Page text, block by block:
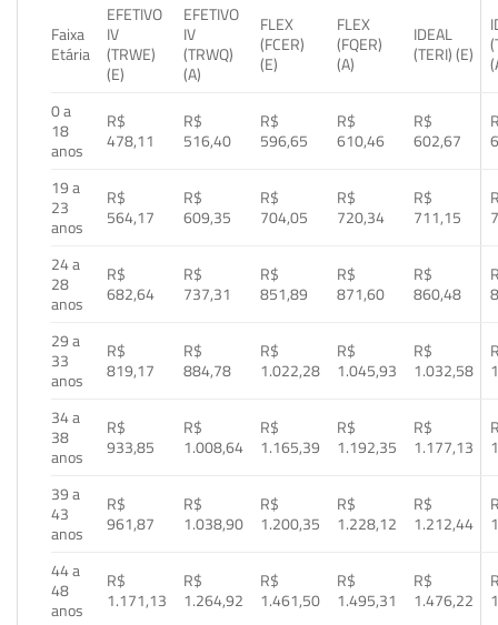
Faixa
Etária
EFETIVO
IV
(TRWE)
(E)
EFETIVO
IV
(TRWQ)
(A)
FLEX
(FCER)
(E)
FLEX
(FQER)
(A)
IDEAL
(TERI) (E)
0 a
18
anos
R$
478,11
R$
516,40
R$
596,65
R$
610,46
R$
602,67
19 a
23
anos
R$
564,17
R$
609,35
R$
704,05
R$
720,34
R$
711,15
24 a
28
anos
R$
682,64
R$
737,31
R$
851,89
R$
871,60
R$
860,48
29 a
33
anos
R$
819,17
R$
884,78
R$
1.022,28
R$
1.045,93
R$
1.032,58
34 a
38
anos
R$
933,85
R$
1.008,64
R$
1.165,39
R$
1.192,35
R$
1.177,13
39 a
43
anos
R$
961,87
R$
1.038,90
R$
1.200,35
R$
1.228,12
R$
1.212,44
44 a
48
anos
R$
1.171,13
R$
1.264,92
R$
1.461,50
R$
1.495,31
R$
1.476,22